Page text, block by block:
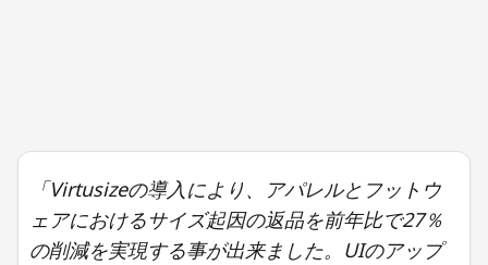
「Virtusizeの導入により、アパレルとフットウ
ェアにおけるサイズ起因の返品を前年比で27％
の削減を実現する事が出来ました。UIのアップ